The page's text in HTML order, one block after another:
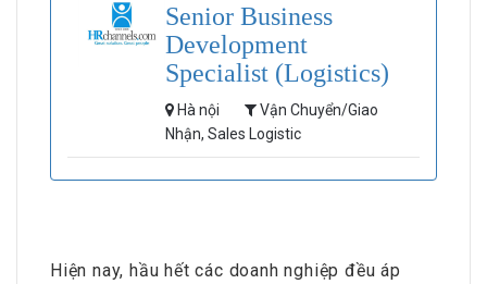
Senior Business
Development
Specialist (Logistics)
Hà nội
Vận Chuyển/Giao
Nhận, Sales Logistic
Hiện nay, hầu hết các doanh nghiệp đều áp